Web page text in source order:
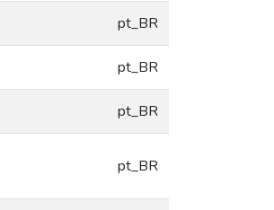
pt_BR
pt_BR
pt_BR
pt_BR